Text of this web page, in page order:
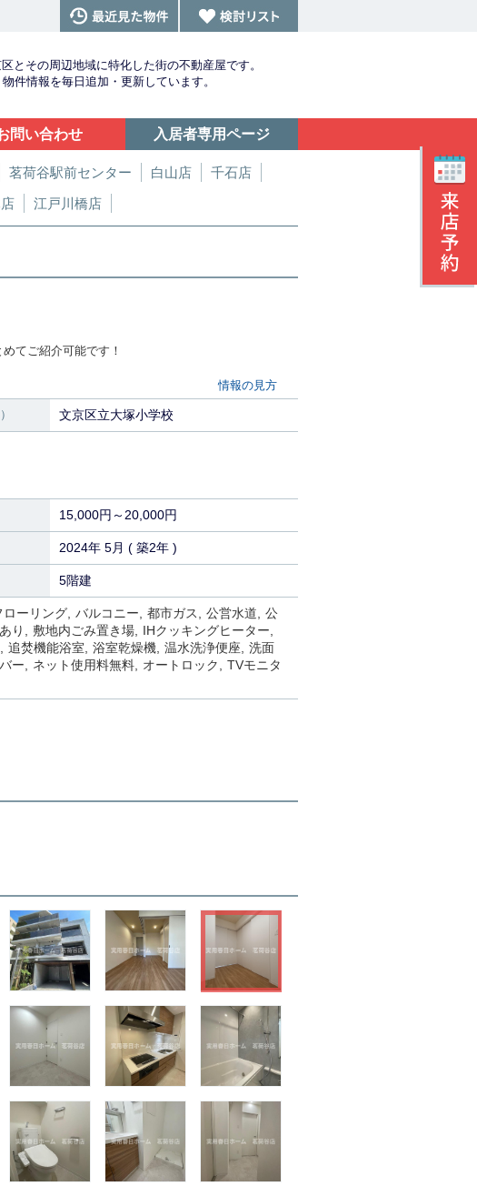
とその周辺地域に特化した街の不動産屋です。
件情報を毎日追加・更新しています。
問い合わせ 入居者専用ページ
茗荷谷駅前センター 白山店
千石店
江戸川橋店
てご紹介可能です！
情報の見方
文京区立大塚小学校
15,000円～20,000円
2024年 5月 ( 築2年 )
5階建
ローリング バルコニー 都市ガス 公営水道
公
り 敷地内ごみ置き場
IHクッキングヒーター
追焚機能浴室 浴室乾燥機 温水洗浄便座
洗面
ー ネット使用料無料 オートロック
TVモニタ